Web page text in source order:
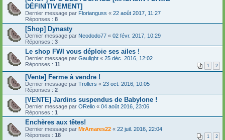
DÉFINITIVEMENT]
Dernier message par Florianguss « 22 août 2017, 11:27
Réponses : 8
[Shop] Dynasty
Dernier message par Neododo77 « 02 févr. 2017, 10:29
Réponses : 3
Le shop FWI vous déploie ses ailes !
Dernier message par Gaulight « 25 déc. 2016, 12:02
Réponses : 11 1 2
[Vente] Ferme à vendre !
Dernier message par Trollers « 23 oct. 2016, 10:05
Réponses : 2
[VENTE] Jardins suspendus de Babylone !
Dernier message par ORelio « 04 août 2016, 23:06
Réponses : 1
Enchères aux têtes!
Dernier message par MrAmares22 « 22 juil. 2016, 22:04
Réponses : 18 1 2